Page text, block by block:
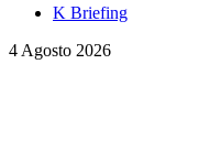
K Briefing
4 Agosto 2026